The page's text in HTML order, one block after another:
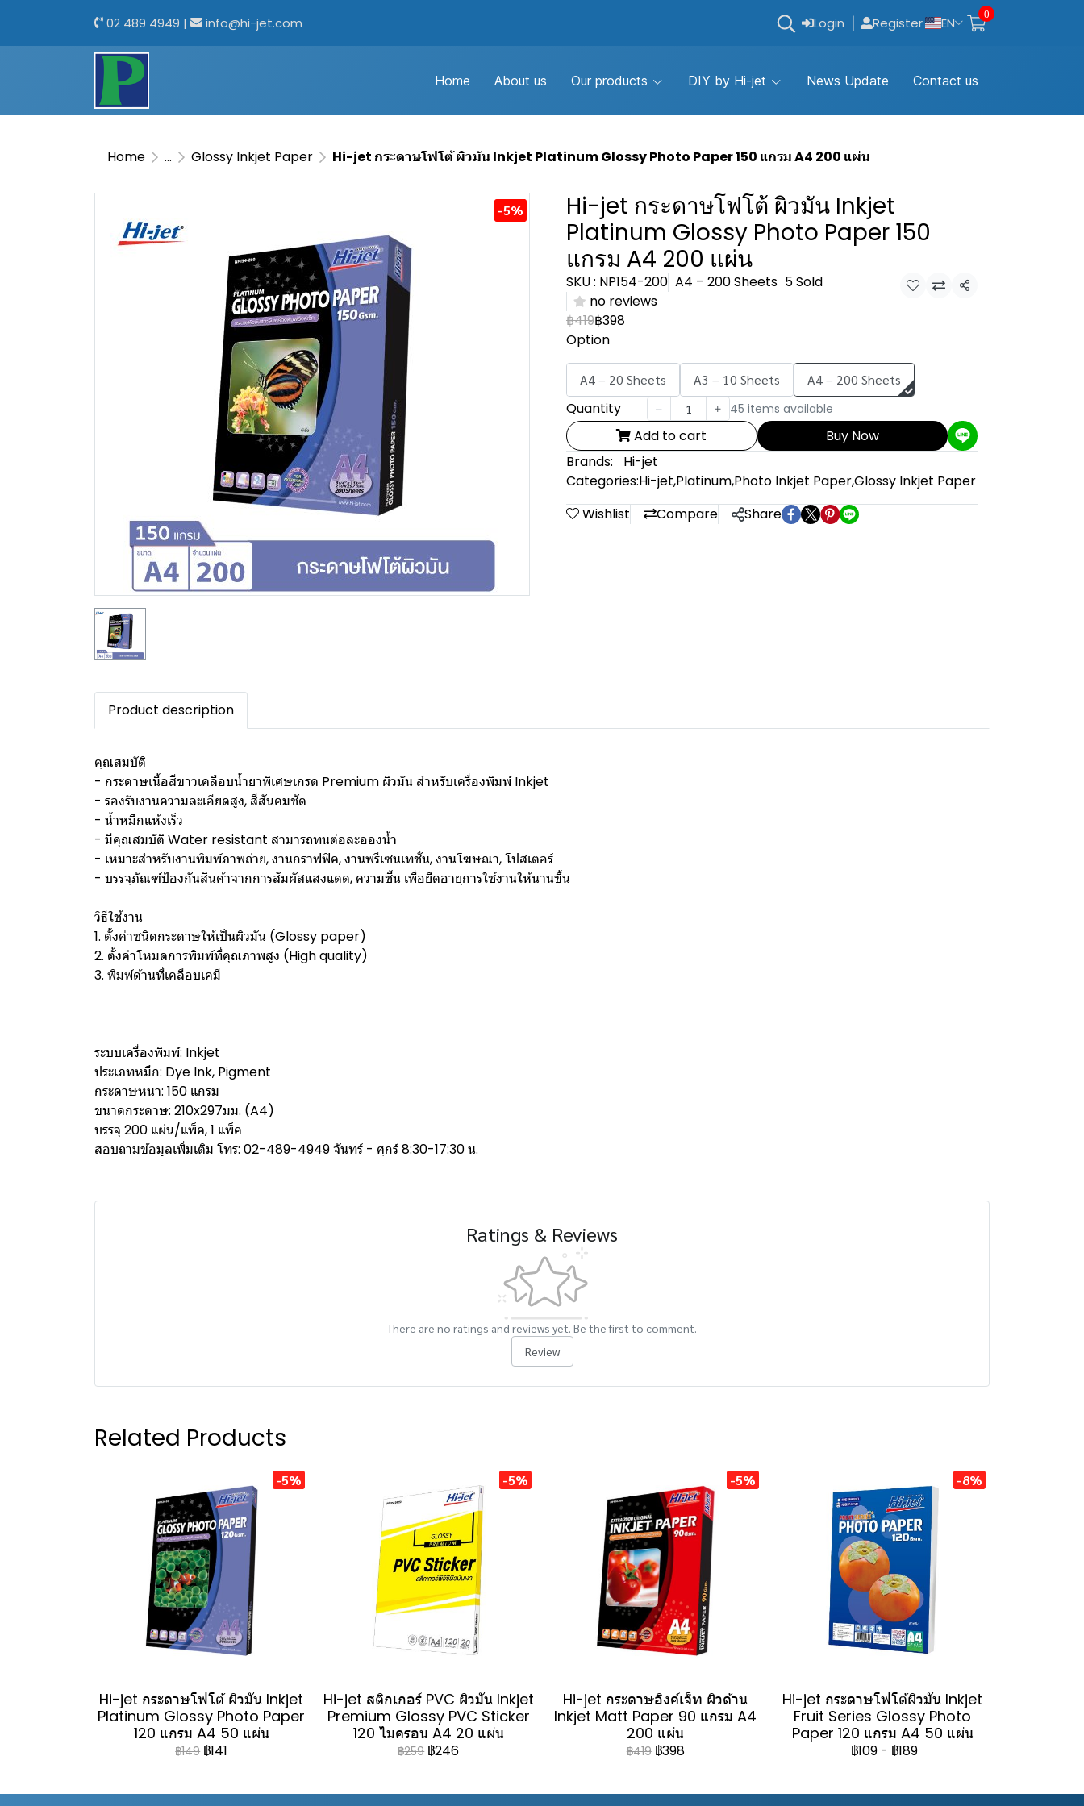
02 489 4949 | info@hi-jet.com Login Register EN
0
Home About us Our products DIY by Hi-jet News Update Contact us
Home ... Glossy Inkjet Paper Hi-jet กระดาษโฟโต้ ผิวมัน Inkjet Platinum Glossy Photo Paper 150 แกรม A4 200 แผ่น
-5%
Hi-jet กระดาษโฟโต้ ผิวมัน Inkjet
Platinum Glossy Photo Paper 150
แกรม A4 200 แผ่น
SKU : NP154-200 A4 – 200 Sheets 5 Sold
no reviews
Share
฿419฿398
Option
A4 – 20 Sheets A3 – 10 Sheets A4 – 200 Sheets
Quantity 45 items available
Add to cart
Buy Now
Brands:
Hi-jet
Categories:Hi-jet,Platinum,Photo Inkjet Paper,Glossy Inkjet Paper
Wishlist
Compare Share
Product description
คุณสมบัติ
- กระดาษเนื้อสีขาวเคลือบน้ำยาพิเศษเกรด Premium ผิวมัน สำหรับเครื่องพิมพ์ Inkjet
- รองรับงานความละเอียดสูง, สีสันคมชัด
- น้ำหมึกแห้งเร็ว
- มีคุณสมบัติ Water resistant สามารถทนต่อละอองน้ำ
- เหมาะสำหรับงานพิมพ์ภาพถ่าย, งานกราฟฟิค, งานพรีเซนเทชั่น, งานโฆษณา, โปสเตอร์
- บรรจุภัณฑ์ป้องกันสินค้าจากการสัมผัสแสงแดด, ความชื้น เพื่อยืดอายุการใช้งานให้นานขึ้น
วิธีใช้งาน
1. ตั้งค่าชนิดกระดาษให้เป็นผิวมัน (Glossy paper)
2. ตั้งค่าโหมดการพิมพ์ที่คุณภาพสูง (High quality)
3. พิมพ์ด้านที่เคลือบเคมี
ระบบเครื่องพิมพ์: Inkjet
ประเภทหมึก: Dye Ink, Pigment
กระดาษหนา: 150 แกรม
ขนาดกระดาษ: 210x297มม. (A4)
บรรจุ 200 แผ่น/แพ็ค, 1 แพ็ค
สอบถามข้อมูลเพิ่มเติม โทร: 02-489-4949 จันทร์ - ศุกร์ 8:30-17:30 น.
Ratings & Reviews
There are no ratings and reviews yet. Be the first to comment.
Review
Related Products
-5%
Hi-jet กระดาษโฟโต้ ผิวมัน Inkjet
Platinum Glossy Photo Paper
120 แกรม A4 50 แผ่น
฿149 ฿141
-5%
Hi-jet สติกเกอร์ PVC ผิวมัน Inkjet
Premium Glossy PVC Sticker
120 ไมครอน A4 20 แผ่น
฿259 ฿246
-5%
Hi-jet กระดาษอิงค์เจ็ท ผิวด้าน
Inkjet Matt Paper 90 แกรม A4
200 แผ่น
฿419 ฿398
-8%
Hi-jet กระดาษโฟโต้ผิวมัน Inkjet
Fruit Series Glossy Photo
Paper 120 แกรม A4 50 แผ่น
฿109 - ฿189